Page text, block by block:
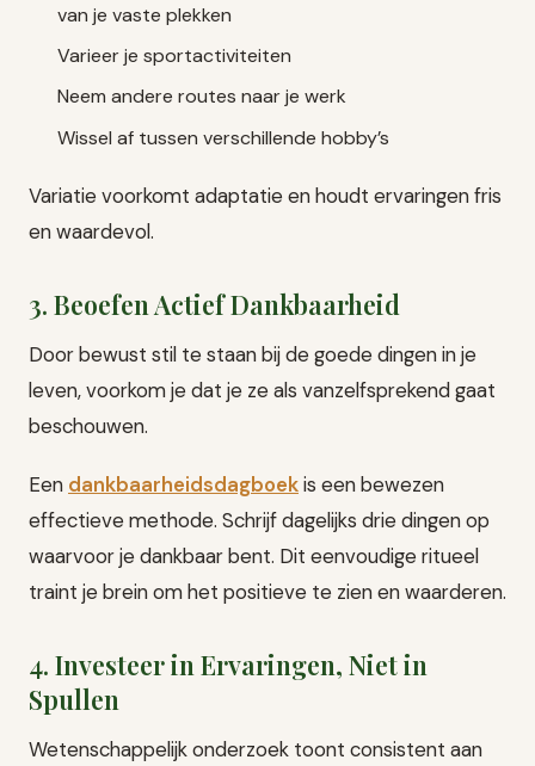
van je vaste plekken
Varieer je sportactiviteiten
Neem andere routes naar je werk
Wissel af tussen verschillende hobby’s
Variatie voorkomt adaptatie en houdt ervaringen fris
en waardevol.
3. Beoefen Actief Dankbaarheid
Door bewust stil te staan bij de goede dingen in je
leven, voorkom je dat je ze als vanzelfsprekend gaat
beschouwen.
Een dankbaarheidsdagboekis een bewezen
effectieve methode. Schrijf dagelijks drie dingen op
waarvoor je dankbaar bent. Dit eenvoudige ritueel
traint je brein om het positieve te zien en waarderen.
4. Investeer in Ervaringen, Niet in
Spullen
Wetenschappelijk onderzoek toont consistent aan